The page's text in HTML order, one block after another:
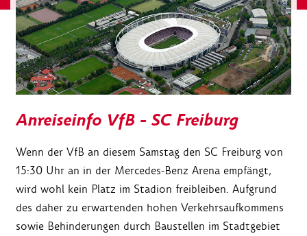
Anreiseinfo VfB - SC Freiburg
Wenn der VfB an diesem Samstag den SC Freiburg von
15:30 Uhr an in der Mercedes-Benz Arena empfängt,
wird wohl kein Platz im Stadion freibleiben. Aufgrund
des daher zu erwartenden hohen Verkehrsaufkommens
sowie Behinderungen durch Baustellen im Stadtgebiet